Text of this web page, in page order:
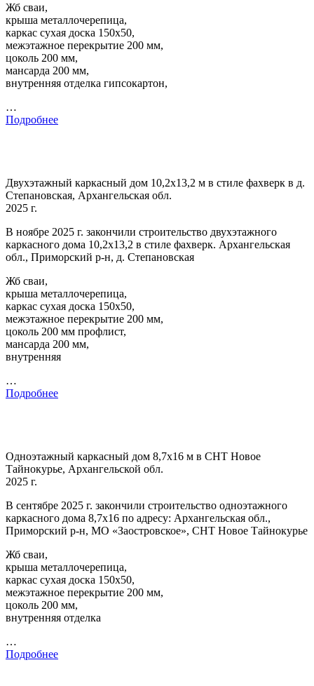
Жб сваи,
крыша металлочерепица,
каркас сухая доска 150х50,
межэтажное перекрытие 200 мм,
цоколь 200 мм,
мансарда 200 мм,
внутренняя отделка гипсокартон,
…
Подробнее
Двухэтажный каркасный дом 10,2х13,2 м в стиле фахверк в д.
Степановская, Архангельская обл.
2025 г.
В ноябре 2025 г. закончили строительство двухэтажного
каркасного дома 10,2х13,2 в стиле фахверк. Архангельская
обл., Приморский р-н, д. Степановская
Жб сваи,
крыша металлочерепица,
каркас сухая доска 150х50,
межэтажное перекрытие 200 мм,
цоколь 200 мм профлист,
мансарда 200 мм,
внутренняя
…
Подробнее
Одноэтажный каркасный дом 8,7х16 м в СНТ Новое
Тайнокурье, Архангельской обл.
2025 г.
В сентябре 2025 г. закончили строительство одноэтажного
каркасного дома 8,7х16 по адресу: Архангельская обл.,
Приморский р-н, МО «Заостровское», СНТ Новое Тайнокурье
Жб сваи,
крыша металлочерепица,
каркас сухая доска 150х50,
межэтажное перекрытие 200 мм,
цоколь 200 мм,
внутренняя отделка
…
Подробнее